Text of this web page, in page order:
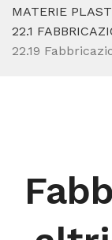
CODICE
MATERIE
22.1
22.19